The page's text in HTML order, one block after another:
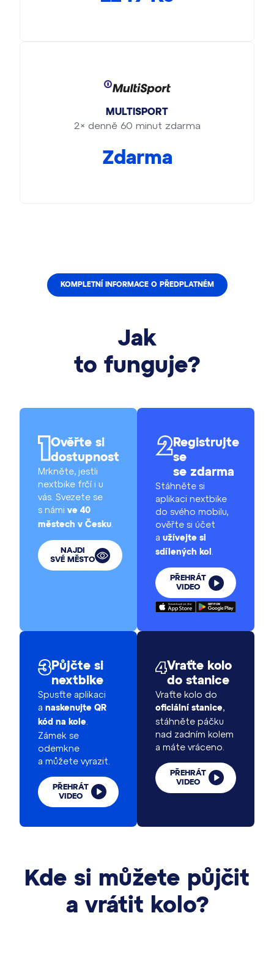
MULTISPORT
2× denně 60 minut zdarma
Zdarma
KOMPLETNÍ INFORMACE O PŘEDPLATNÉM
Jak
to funguje?
Ověřte si
dostupnost
Mrkněte, jestli
nextbike frčí i u
vás. Svezete se
s námi ve 40
městech v Česku
NAJDI
SVÉ MĚSTO
Registrujte
se
se zdarma
Stáhněte si
aplikaci nextbike
do svého mobilu,
ověřte si účet
a užívejte si
sdílených kol
PŘEHRÁT
VIDEO
Půjčte si
nextbike
Spusťte aplikaci
a naskenujte QR
kód na kole.
Zámek se
odemkne
a můžete vyrazit.
PŘEHRÁT
VIDEO
Vraťte kolo
do stanice
Vraťte kolo do
oficiální stanice,
stáhněte páčku
nad zadním kolem
a máte vráceno.
PŘEHRÁT
VIDEO
Kde si můžete půjčit
a vrátit kolo?